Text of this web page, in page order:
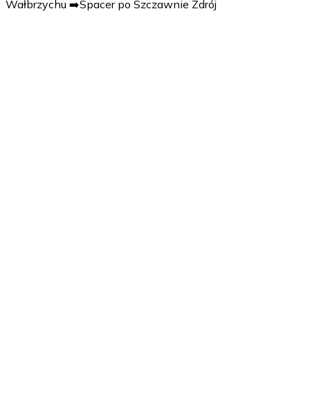
Wałbrzychu ➡️Spacer po Szczawnie Zdrój